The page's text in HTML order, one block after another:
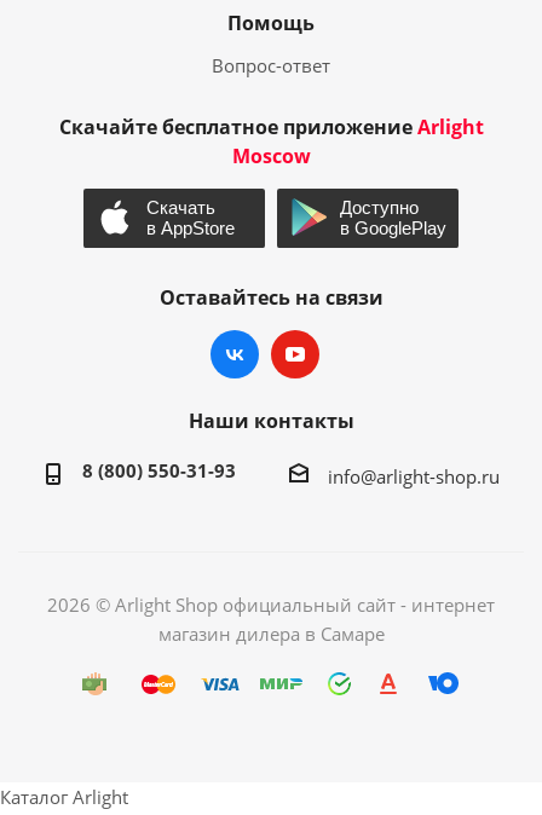
Помощь
Вопрос-ответ
Скачайте бесплатное приложениеArlight
Moscow
Оставайтесь на связи
Наши контакты
8 (800) 550-31-93 info@arlight-shop.ru
2026 © Arlight Shop официальный сайт - интернет
магазин дилера в Самаре
Каталог Arlight